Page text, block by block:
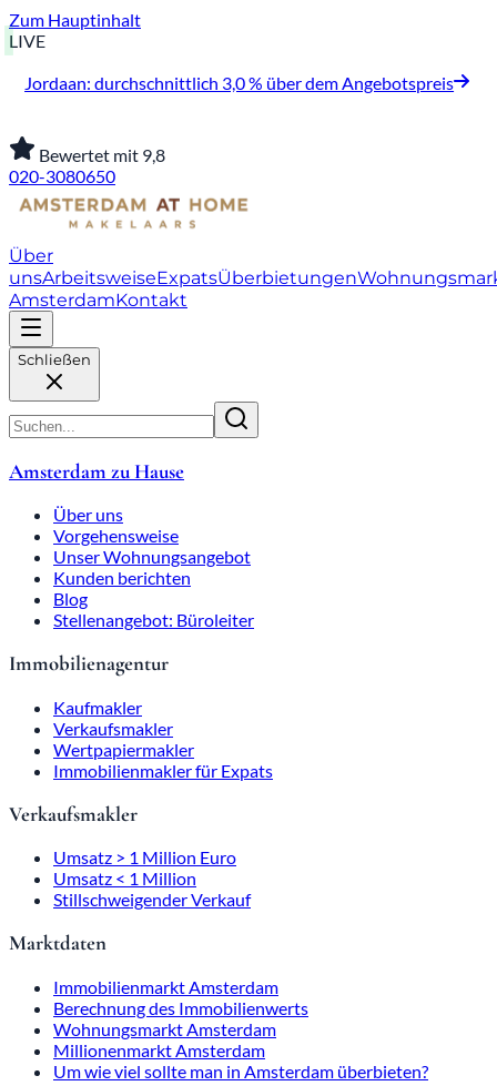
Zum Hauptinhalt
LIVE
Jordaan: durchschnittlich 3,0 % über dem Angebotspreis
Bewertet mit 9,8
020-3080650
Über
unsArbeitsweiseExpatsÜberbietungen
AmsterdamKontakt
Schließen
Amsterdam zu Hause
Über uns
Vorgehensweise
Unser Wohnungsangebot
Kunden berichten
Blog
Stellenangebot: Büroleiter
Immobilienagentur
Kaufmakler
Verkaufsmakler
Wertpapiermakler
Immobilienmakler für Expats
Verkaufsmakler
Umsatz > 1 Million Euro
Umsatz < 1 Million
Stillschweigender Verkauf
Marktdaten
Immobilienmarkt Amsterdam
Berechnung des Immobilienwerts
Wohnungsmarkt Amsterdam
Millionenmarkt Amsterdam
Um wie viel sollte man in Amsterdam überbieten?